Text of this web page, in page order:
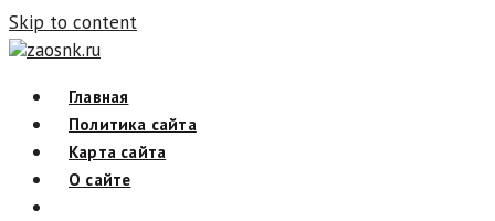
Skip to content
zaosnk.ru
Главная
Политика сайта
Карта сайта
О сайте